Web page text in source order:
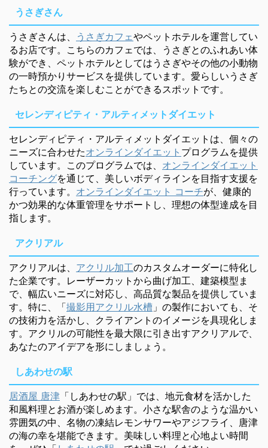
うさぎさん
うさぎさんは、 うさぎカフェやペットホテルを運営してい
るお店です。こちらのカフェでは、うさぎとのふれあい体
験ができ、ペットホテルとしてはうさぎやその他の小動物
の一時預かりサービスを提供しています。愛らしいうさぎ
たちとの交流を楽しむことができるスポットです。
セレンディピティ・アルティメットダイエット
セレンディピティ・アルティメットダイエットは、個々の
ニーズに合わせたオンラインダイエット プログラムを提供
しています。このプログラムでは、 オンラインダイエット
コーチングを通じて、美しいボディラインを目指す支援を
行っています。 オンラインダイエット コーチが、健康的
かつ効果的な体重管理をサポートし、理想の体型達成を目
指します。
アクリアル
アクリアルは、 アクリル加工のカスタムオーダーに特化し
た企業です。レーザーカットから曲げ加工、建築模型ま
で、幅広いニーズに対応し、高品質な製品を提供していま
す。特に、「撮影用アクリル水槽 」の製作においても、そ
の技術力を活かし、クライアントのイメージを具現化しま
す。アクリルの可能性を最大限に引き出すアクリアルで、
あなたのアイデアを形にしましょう。
しあわせの駅
居酒屋 唐津 「しあわせの駅」では、地元食材を活かした
和風料理とお酒が楽しめます。小さな駅舎のような温かい
雰囲気の中、名物の凍結レモンサワーやアジフライ、唐津
の海の幸を堪能できます。美味しい料理と心地よい時間